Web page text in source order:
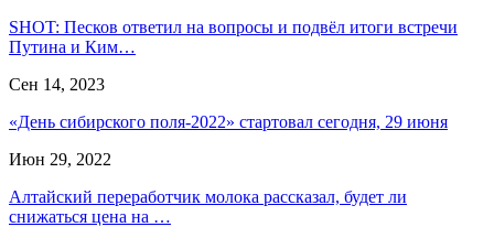
SHOT: Песков ответил на вопросы и подвёл итоги встречи
Путина и Ким…
Сен 14, 2023
«День сибирского поля-2022» стартовал сегодня, 29 июня
Июн 29, 2022
Алтайский переработчик молока рассказал, будет ли
снижаться цена на …